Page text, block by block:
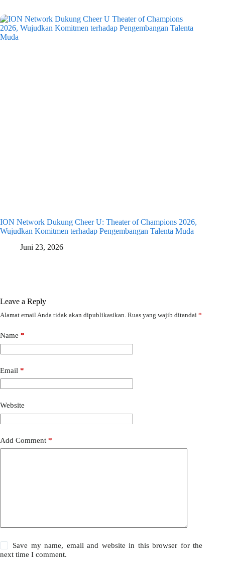
ION Network Dukung Cheer U: Theater of Champions 2026,
Wujudkan Komitmen terhadap Pengembangan Talenta Muda
Juni 23, 2026
Leave a Reply
Alamat email Anda tidak akan dipublikasikan. Ruas yang wajib ditandai *
Name *
Email *
Website
Add Comment *
Save my name, email and website in this browser for the
next time I comment.